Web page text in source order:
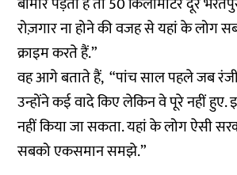
रोज़गार ना होने की वजह से यहां के लोग
क्राइम करते हैं.”
वह आगे बताते हैं, “पांच साल पहले जब
उन्होंने कई वादे किए लेकिन वे पूरे नहीं हुए.
नहीं किया जा सकता. यहां के लोग ऐसी
सबको एकसमान समझे.”